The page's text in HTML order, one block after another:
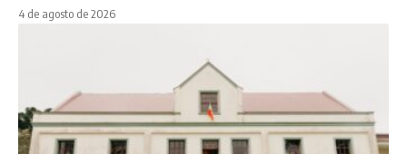
4 de agosto de 2026